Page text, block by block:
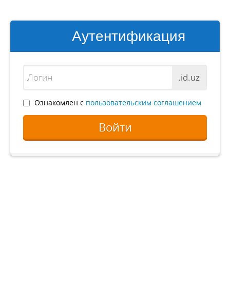
Аутентификация
.id.uz
Ознакомлен с пользовательским соглашением
Войти